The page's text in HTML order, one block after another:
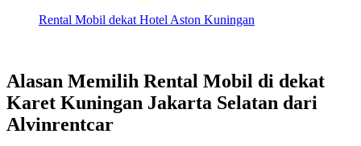
Rental Mobil dekat Hotel Aston Kuningan
Alasan Memilih Rental Mobil di dekat
Karet Kuningan Jakarta Selatan dari
Alvinrentcar